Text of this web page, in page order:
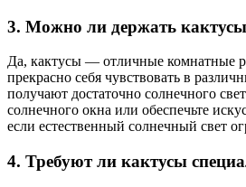
3. Можно ли держать
Да, кактусы — отличные комнатные
прекрасно себя чувствовать в
получают достаточно солнечного
солнечного окна или обеспечьте
если естественный солнечный свет
4. Требуют ли кактусы